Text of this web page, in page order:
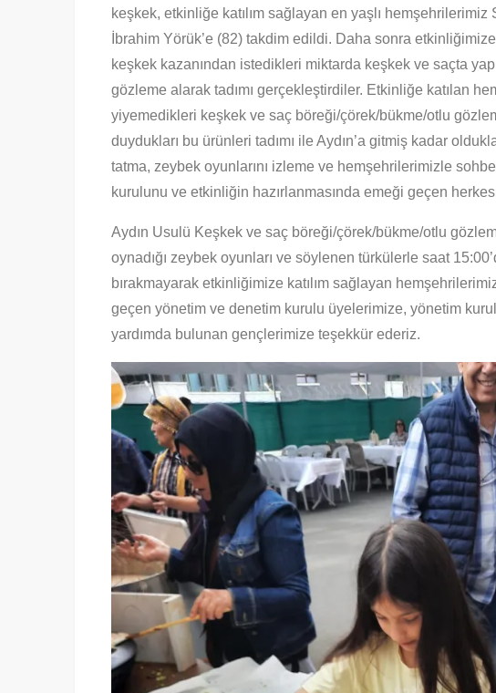
keşkek, etkinliğe katılım sağlayan en yaşlı hemşehrilerimiz
İbrahim Yörük’e (82) takdim edildi. Daha sonra
keşkek kazanından istedikleri miktarda keşkek ve saçta
gözleme alarak tadımı gerçekleştirdiler. Etkinliğe katılan
yiyemedikleri keşkek ve saç böreği/çörek/bükme/otlu
duydukları bu ürünleri tadımı ile Aydın’a gitmiş kadar
tatma, zeybek oyunlarını izleme ve hemşehrilerimizle
kurulunu ve etkinliğin hazırlanmasında emeği geçen
Aydın Usulü Keşkek ve saç böreği/çörek/bükme/otlu
oynadığı zeybek oyunları ve söylenen türkülerle saat
bırakmayarak etkinliğimize katılım sağlayan
geçen yönetim ve denetim kurulu üyelerimize, yönetim
yardımda bulunan gençlerimize teşekkür ederiz.